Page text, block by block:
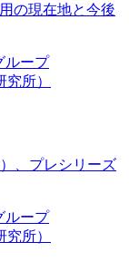
の現在地と今後
ループ
所）
、プレシリーズ
ループ
所）